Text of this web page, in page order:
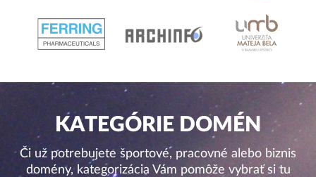
KATEGÓRIE DOMÉN
Či už potrebujete športové, pracovné alebo biznis
domény, kategorizácia Vám pomôže vybrať si tu